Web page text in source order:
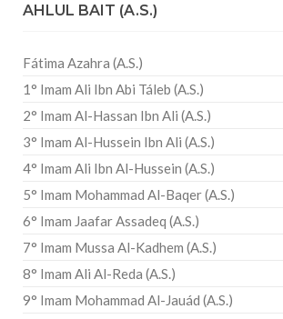
AHLUL BAIT (A.S.)
Fátima Azahra (A.S.)
1° Imam Ali Ibn Abi Táleb (A.S.)
2° Imam Al-Hassan Ibn Ali (A.S.)
3° Imam Al-Hussein Ibn Ali (A.S.)
4° Imam Ali Ibn Al-Hussein (A.S.)
5° Imam Mohammad Al-Baqer (A.S.)
6° Imam Jaafar Assadeq (A.S.)
7° Imam Mussa Al-Kadhem (A.S.)
8° Imam Ali Al-Reda (A.S.)
9° Imam Mohammad Al-Jauád (A.S.)